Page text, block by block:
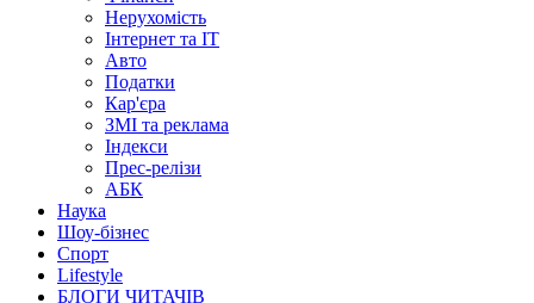
Нерухомість
Інтернет та IT
Авто
Податки
Кар'єра
ЗМІ та реклама
Індекси
Прес-релізи
АБК
Наука
Шоу-бізнес
Спорт
Lifestyle
БЛОГИ ЧИТАЧІВ